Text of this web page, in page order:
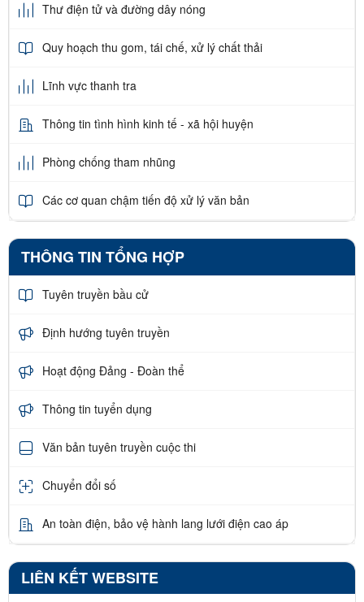
Thư điện tử và đường dây nóng
Quy hoạch thu gom, tái chế, xử lý chất thải
Lĩnh vực thanh tra
Thông tin tình hình kinh tế - xã hội huyện
Phòng chống tham nhũng
Các cơ quan chậm tiến độ xử lý văn bản
THÔNG TIN TỔNG HỢP
Tuyên truyền bầu cử
Định hướng tuyên truyền
Hoạt động Đảng - Đoàn thể
Thông tin tuyển dụng
Văn bản tuyên truyền cuộc thi
Chuyển đổi số
An toàn điện, bảo vệ hành lang lưới điện cao áp
LIÊN KẾT WEBSITE